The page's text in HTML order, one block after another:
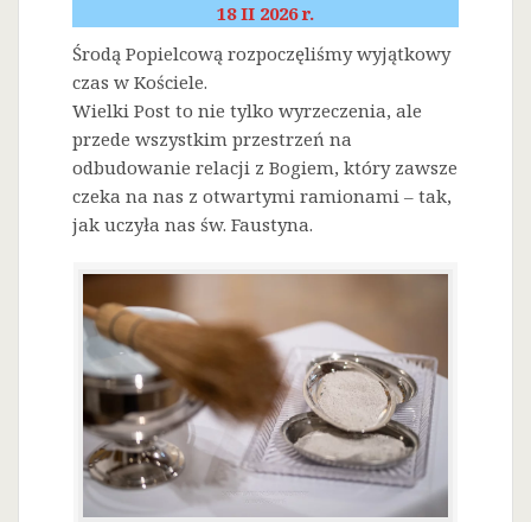
18 II 2026 r.
Środą Popielcową rozpoczęliśmy wyjątkowy
czas w Kościele.
Wielki Post to nie tylko wyrzeczenia, ale
przede wszystkim przestrzeń na
odbudowanie relacji z Bogiem, który zawsze
czeka na nas z otwartymi ramionami – tak,
jak uczyła nas św. Faustyna.